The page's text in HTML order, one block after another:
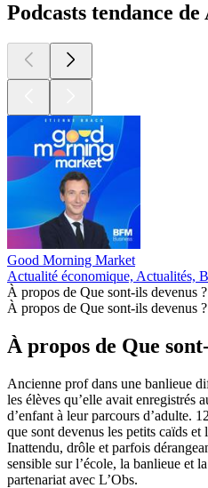
Podcasts tendance
Good Morning Market
Actualité économique, Actualités,
À propos de Que sont-ils devenus ?
À propos de Que sont-ils devenus ?
À propos de Que
Ancienne prof dans une banlieue
les élèves qu’elle avait enregistrés
d’enfant à leur parcours d’adulte.
que sont devenus les petits caïds et
Inattendu, drôle et parfois
sensible sur l’école, la banlieue et
partenariat avec L’Obs.